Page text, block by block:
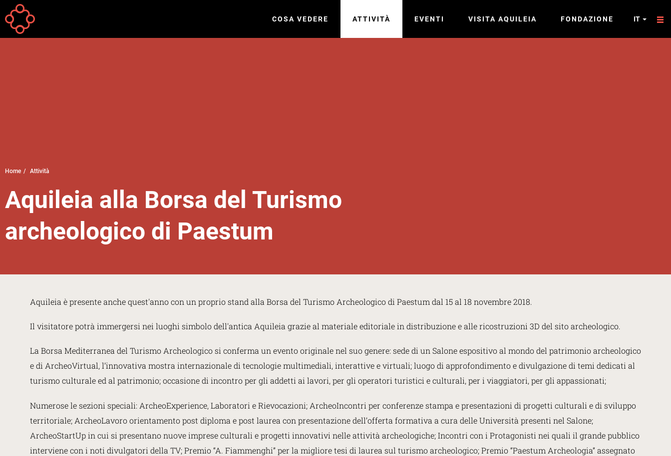
Salta al contenuto principale
COSA VEDERE ATTIVITÀ EVENTI VISITA AQUILEIA FONDAZIONE IT
Your
here
Home Attività
Aquileia alla Borsa del Turismo
archeologico di Paestum
Aquileia è presente anche quest'anno con un proprio stand alla Borsa del Turismo Archeologico di Paestum dal 15 al 18 novembre 2018.
Il visitatore potrà immergersi nei luoghi simbolo dell'antica Aquileia grazie al materiale editoriale in distribuzione e alle ricostruzioni 3D del sito archeologico.
La Borsa Mediterranea del Turismo Archeologico si conferma un evento originale nel suo genere: sede di un Salone espositivo al mondo del patrimonio archeologico
e di ArcheoVirtual, l’innovativa mostra internazionale di tecnologie multimediali, interattive e virtuali; luogo di approfondimento e divulgazione di temi dedicati al
turismo culturale ed al patrimonio; occasione di incontro per gli addetti ai lavori, per gli operatori turistici e culturali, per i viaggiatori, per gli appassionati;
Numerose le sezioni speciali: ArcheoExperience, Laboratori e Rievocazioni; ArcheoIncontri per conferenze stampa e presentazioni di progetti culturali e di sviluppo
territoriale; ArcheoLavoro orientamento post diploma e post laurea con presentazione dell’offerta formativa a cura delle Università presenti nel Salone;
ArcheoStartUp in cui si presentano nuove imprese culturali e progetti innovativi nelle attività archeologiche; Incontri con i Protagonisti nei quali il grande pubblico
interviene con i noti divulgatori della TV; Premio “A. Fiammenghi” per la migliore tesi di laurea sul turismo archeologico; Premio “Paestum Archeologia” assegnato